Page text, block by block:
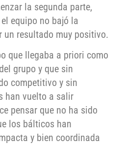
la segunda parte,
equipo no bajó la
resultado muy positivo.
que llegaba a priori como
grupo y que sin
competitivo y sin
han vuelto a salir
pensar que no ha sido
los bálticos han
y bien coordinada